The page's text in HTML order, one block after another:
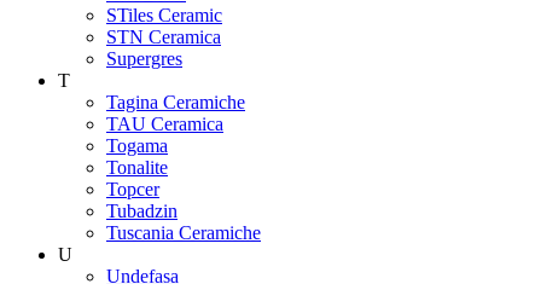
STiles Ceramic
STN Ceramica
Supergres
T
Tagina Ceramiche
TAU Ceramica
Togama
Tonalite
Topcer
Tubadzin
Tuscania Ceramiche
U
Undefasa